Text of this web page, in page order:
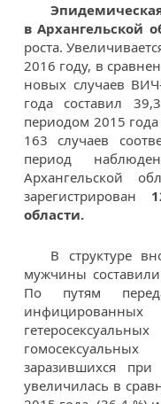
в Архангельской
роста.
2016 году, в
новых случаев
года составил
периодом 2015
163 случаев
период
Архангельской
зарегистрирован
области.
В структуре
мужчины
По путям
заразившихся
увеличилась в